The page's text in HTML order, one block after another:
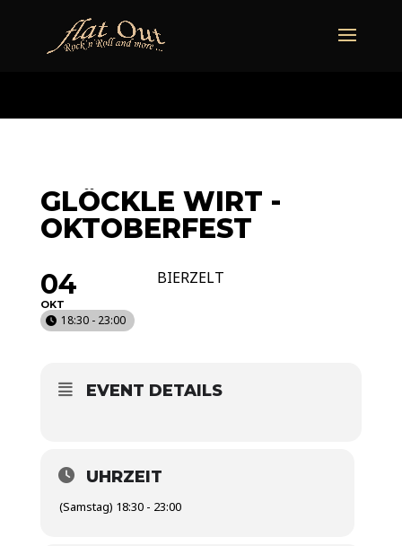
GLÖCKLE WIRT -
OKTOBERFEST
04
OKT
18:30 - 23:00
BIERZELT
EVENT DETAILS
UHRZEIT
(Samstag) 18:30 - 23:00